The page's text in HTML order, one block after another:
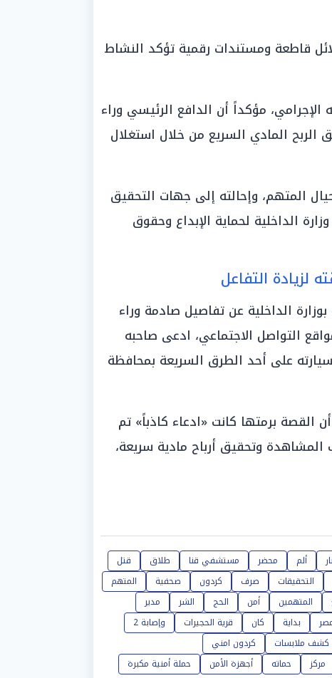
قاطعة ومستندات رقمية تؤكد النشاط
مؤكداً أن الدافع الرئيسي وراء
الربح المادي السريع من خلال استغلال
حيال المتهم، وإحالته إلى جهات التحقيق
الداخلية لحماية الإبداع وحقوق
التفاعل
الداخلية عن تفاصيل صادمة وراء
التواصل الاجتماعي، ادعى صاحبه
على أحد الطرق السريعة بمحافظة
القصة برمتها كانت «ادعاء كاذباً» تم
وتحقيق أرباح مادية سريعة،
نار ألم محضر مستشفي قنا طلاق
قتل
التحقيقات صرف كردون صحفية
المتهم
المتهمين أمن الحج الشر
مدير
بداية كان قرية الحجيرات
وإصابة 2
كشف ملابسات
كردون امني
مركز حماته أجهزة الأمن
حملة أمنية مكبرة